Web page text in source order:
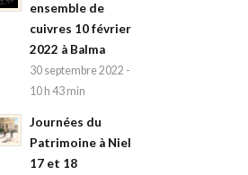
ensemble de
cuivres 10 février
2022 à Balma
30 septembre 2022 -
10 h 43 min
Journées du
Patrimoine à Niel
17 et 18